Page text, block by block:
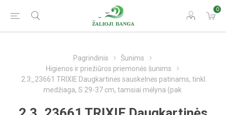
0
Pagrindinis
Šunims
Higienos ir priežiūros priemonės šunims
2.3_23661 TRIXIE Daugkartinės sauskelnės patinams, tinkl.
medžiaga, S 29-37 cm, tamsiai mėlyna (pak